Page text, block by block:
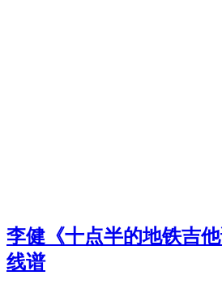
李健《十点半的地铁吉
线谱